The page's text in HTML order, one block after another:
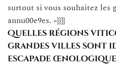
surtout si vous souhaitez les
annu00e9es. »}}]}
Quelles régions
grandes villes sont
escapade œnologique